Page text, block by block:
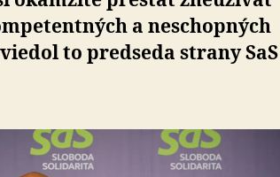
a ne­schop­ných
to predseda strany SaS